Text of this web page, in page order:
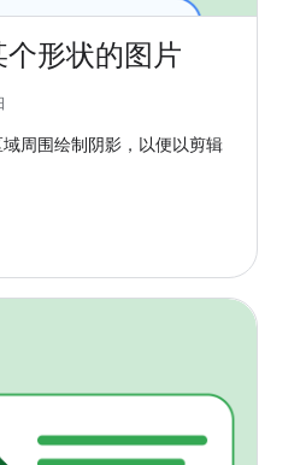
形状的图片
周围绘制阴影，以便以剪辑